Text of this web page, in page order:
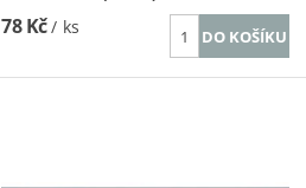
78 Kč/ ks